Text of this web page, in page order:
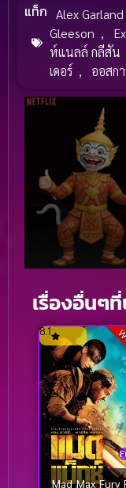
แท็ก Alex Garland
Gleeson ,
ห์แนลล์ กลีสัน
เดอร์ , ออสก
เรื่องอื่นๆ
8.1
Mad Max Fury